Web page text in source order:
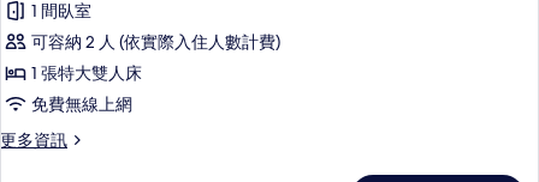
雙
人
房
的
所
1 間臥室
可容納 2 人 (依實際入住人數計費)
1 張特大雙人床
免費無線上網
更多資訊
更